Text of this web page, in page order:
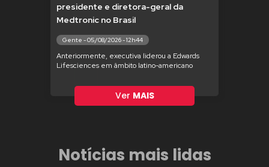
presidente e diretora-geral da
Medtronic no Brasil
Gente - 05/08/2026 - 12h44
Anteriormente, executiva liderou a Edwards
Lifesciences em âmbito latino-americano
Ver MAIS
Notícias mais lidas